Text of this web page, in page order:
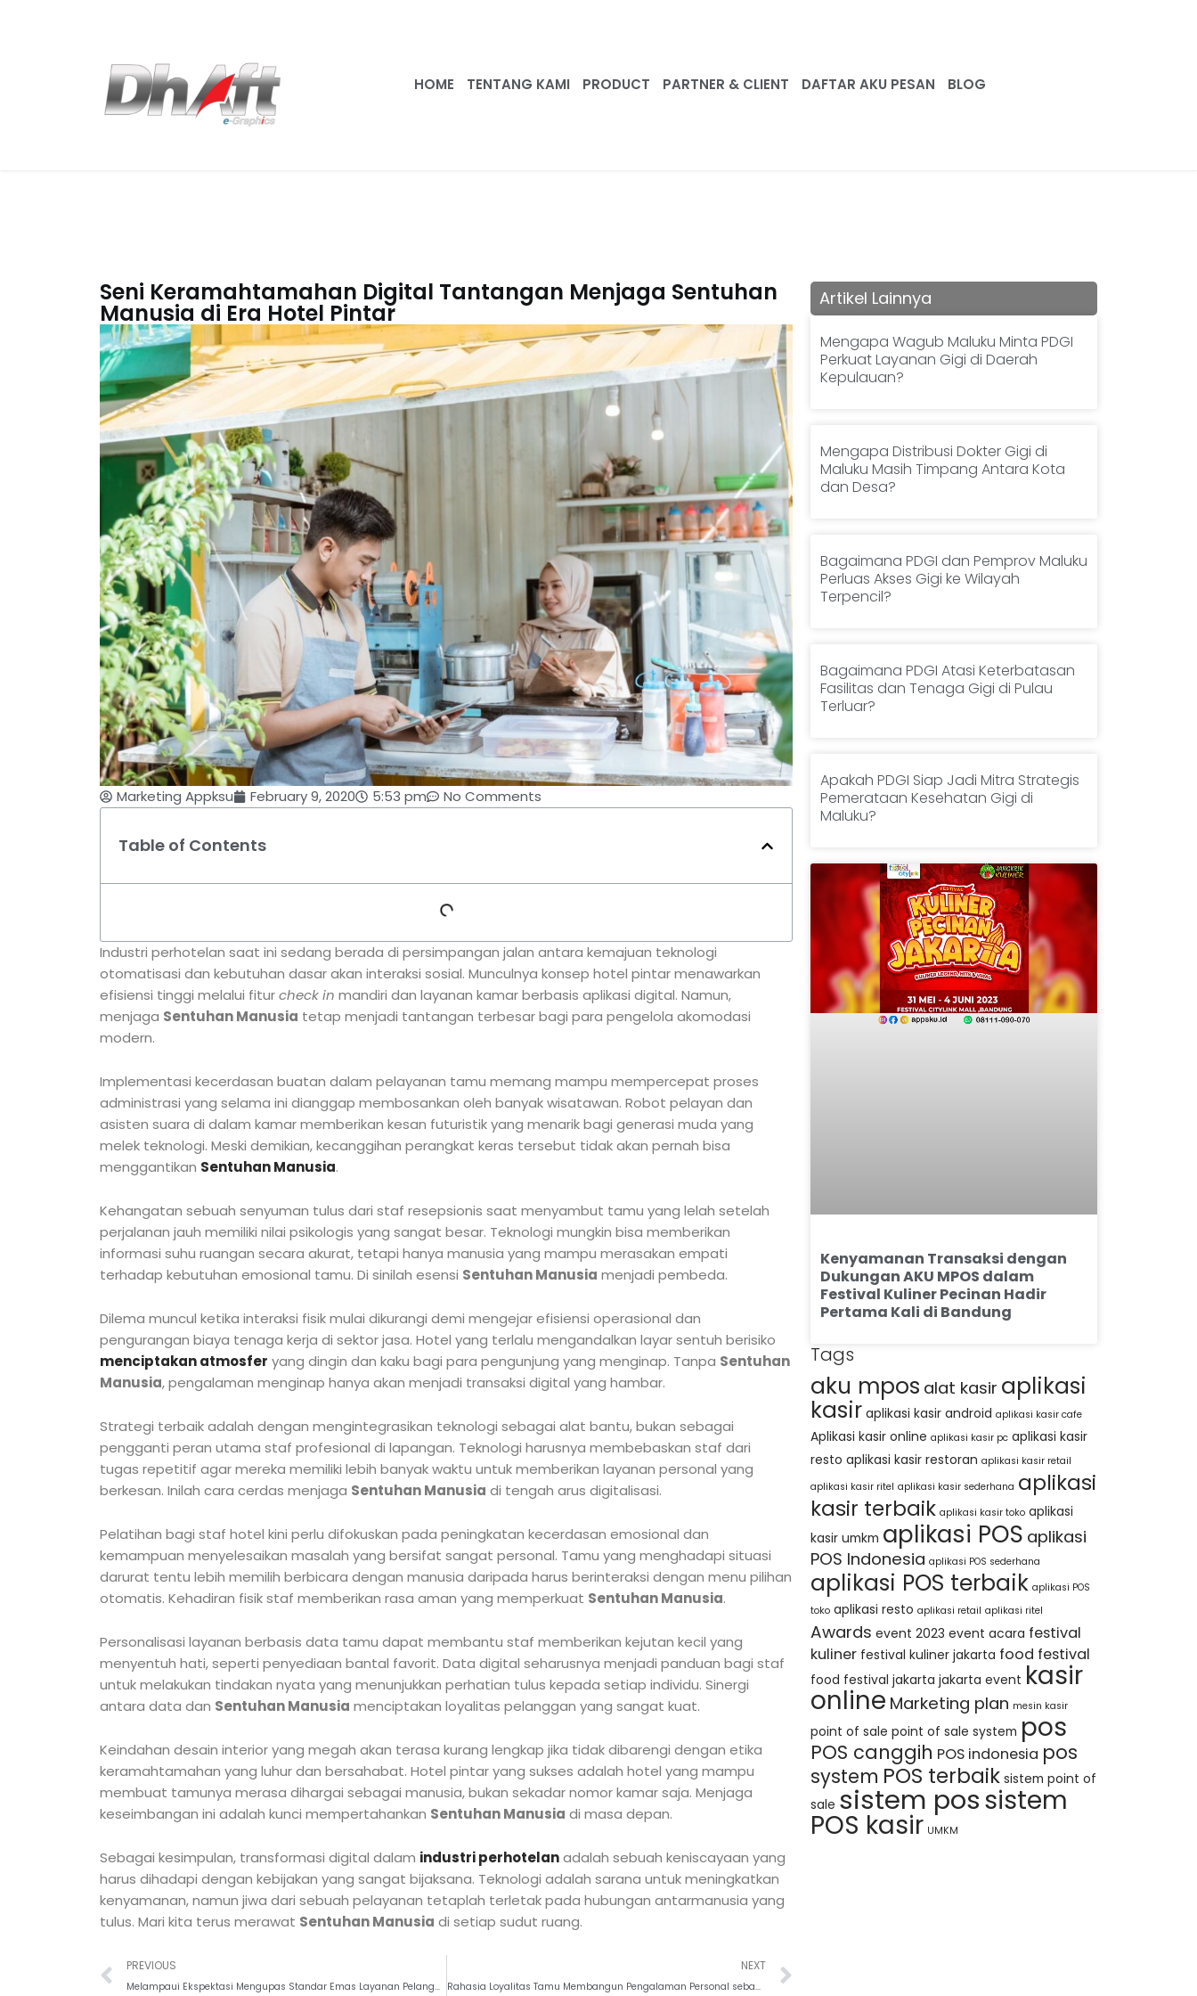
HOME TENTANG KAMI PRODUCT PARTNER & CLIENT DAFTAR AKU PESAN BLOG
Seni Keramahtamahan Digital Tantangan Menjaga Sentuhan
Manusia di Era Hotel Pintar
Marketing Appksu February 9, 2020 5:53 pm No Comments
Table of Contents
Industri perhotelan saat ini sedang berada di persimpangan jalan antara kemajuan teknologi
otomatisasi dan kebutuhan dasar akan interaksi sosial. Munculnya konsep hotel pintar menawarkan
efisiensi tinggi melalui fiturcheck in mandiri dan layanan kamar berbasis aplikasi digital. Namun,
menjaga Sentuhan Manusia tetap menjadi tantangan terbesar bagi para pengelola akomodasi
modern.
Implementasi kecerdasan buatan dalam pelayanan tamu memang mampu mempercepat proses
administrasi yang selama ini dianggap membosankan oleh banyak wisatawan. Robot pelayan dan
asisten suara di dalam kamar memberikan kesan futuristik yang menarik bagi generasi muda yang
melek teknologi. Meski demikian, kecanggihan perangkat keras tersebut tidak akan pernah bisa
menggantikan Sentuhan Manusia.
Kehangatan sebuah senyuman tulus dari staf resepsionis saat menyambut tamu yang lelah setelah
perjalanan jauh memiliki nilai psikologis yang sangat besar. Teknologi mungkin bisa memberikan
informasi suhu ruangan secara akurat, tetapi hanya manusia yang mampu merasakan empati
terhadap kebutuhan emosional tamu. Di sinilah esensi Sentuhan Manusia menjadi pembeda.
Dilema muncul ketika interaksi fisik mulai dikurangi demi mengejar efisiensi operasional dan
pengurangan biaya tenaga kerja di sektor jasa. Hotel yang terlalu mengandalkan layar sentuh berisiko
menciptakan atmosfer yang dingin dan kaku bagi para pengunjung yang menginap. Tanpa Sentuhan
Manusia, pengalaman menginap hanya akan menjadi transaksi digital yang hambar.
Strategi terbaik adalah dengan mengintegrasikan teknologi sebagai alat bantu, bukan sebagai
pengganti peran utama staf profesional di lapangan. Teknologi harusnya membebaskan staf dari
tugas repetitif agar mereka memiliki lebih banyak waktu untuk memberikan layanan personal yang
berkesan. Inilah cara cerdas menjaga Sentuhan Manusia di tengah arus digitalisasi.
Pelatihan bagi staf hotel kini perlu difokuskan pada peningkatan kecerdasan emosional dan
kemampuan menyelesaikan masalah yang bersifat sangat personal. Tamu yang menghadapi situasi
darurat tentu lebih memilih berbicara dengan manusia daripada harus berinteraksi dengan menu pilihan
otomatis. Kehadiran fisik staf memberikan rasa aman yang memperkuat Sentuhan Manusia.
Personalisasi layanan berbasis data tamu dapat membantu staf memberikan kejutan kecil yang
menyentuh hati, seperti penyediaan bantal favorit. Data digital seharusnya menjadi panduan bagi staf
untuk melakukan tindakan nyata yang menunjukkan perhatian tulus kepada setiap individu. Sinergi
antara data dan Sentuhan Manusia menciptakan loyalitas pelanggan yang sangat kuat.
Keindahan desain interior yang megah akan terasa kurang lengkap jika tidak dibarengi dengan etika
keramahtamahan yang luhur dan bersahabat. Hotel pintar yang sukses adalah hotel yang mampu
membuat tamunya merasa dihargai sebagai manusia, bukan sekadar nomor kamar saja. Menjaga
keseimbangan ini adalah kunci mempertahankan Sentuhan Manusia di masa depan.
Sebagai kesimpulan, transformasi digital dalam industri perhotelanadalah sebuah keniscayaan yang
harus dihadapi dengan kebijakan yang sangat bijaksana. Teknologi adalah sarana untuk meningkatkan
kenyamanan, namun jiwa dari sebuah pelayanan tetaplah terletak pada hubungan antarmanusia yang
tulus. Mari kita terus merawat Sentuhan Manusia di setiap sudut ruang.
PREVIOUS
Melampaui Ekspektasi Mengupas Standar Emas Layanan Pelanggan di Perhotelan
NEXT
Rahasia Loyalitas Tamu Membangun Pengalaman Personal sebagai Kunci Utama Layanan Perhotelan
Artikel Lainnya
Mengapa Wagub Maluku Minta PDGI
Perkuat Layanan Gigi di Daerah
Kepulauan?
Mengapa Distribusi Dokter Gigi di
Maluku Masih Timpang Antara Kota
dan Desa?
Bagaimana PDGI dan Pemprov Maluku
Perluas Akses Gigi ke Wilayah
Terpencil?
Bagaimana PDGI Atasi Keterbatasan
Fasilitas dan Tenaga Gigi di Pulau
Terluar?
Apakah PDGI Siap Jadi Mitra Strategis
Pemerataan Kesehatan Gigi di
Maluku?
Kenyamanan Transaksi dengan
Dukungan AKU MPOS dalam
Festival Kuliner Pecinan Hadir
Pertama Kali di Bandung
Tags
aku mpos alat kasir aplikasi
kasir aplikasi kasir android aplikasi kasir cafe
Aplikasi kasir online aplikasi kasir pc aplikasi kasir
resto aplikasi kasir restoran aplikasi kasir retail
aplikasi kasir ritel aplikasi kasir sederhana aplikasi
kasir terbaik aplikasi kasir toko aplikasi
kasir umkm aplikasi POS aplikasi
POS Indonesia aplikasi POS sederhana
aplikasi POS terbaik aplikasi POS
toko aplikasi resto aplikasi retail aplikasi ritel
Awards event 2023 event acara festival
kuliner festival kuliner jakarta food festival
food festival jakarta jakarta event kasir
online Marketing plan mesin kasir
point of sale point of sale system pos
POS canggih POS indonesia pos
system POS terbaik sistem point of
sale sistem possistem
POS kasir UMKM